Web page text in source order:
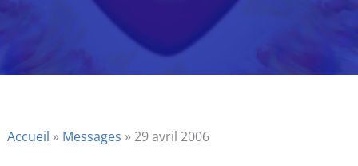
Accueil » Messages »29 avril 2006